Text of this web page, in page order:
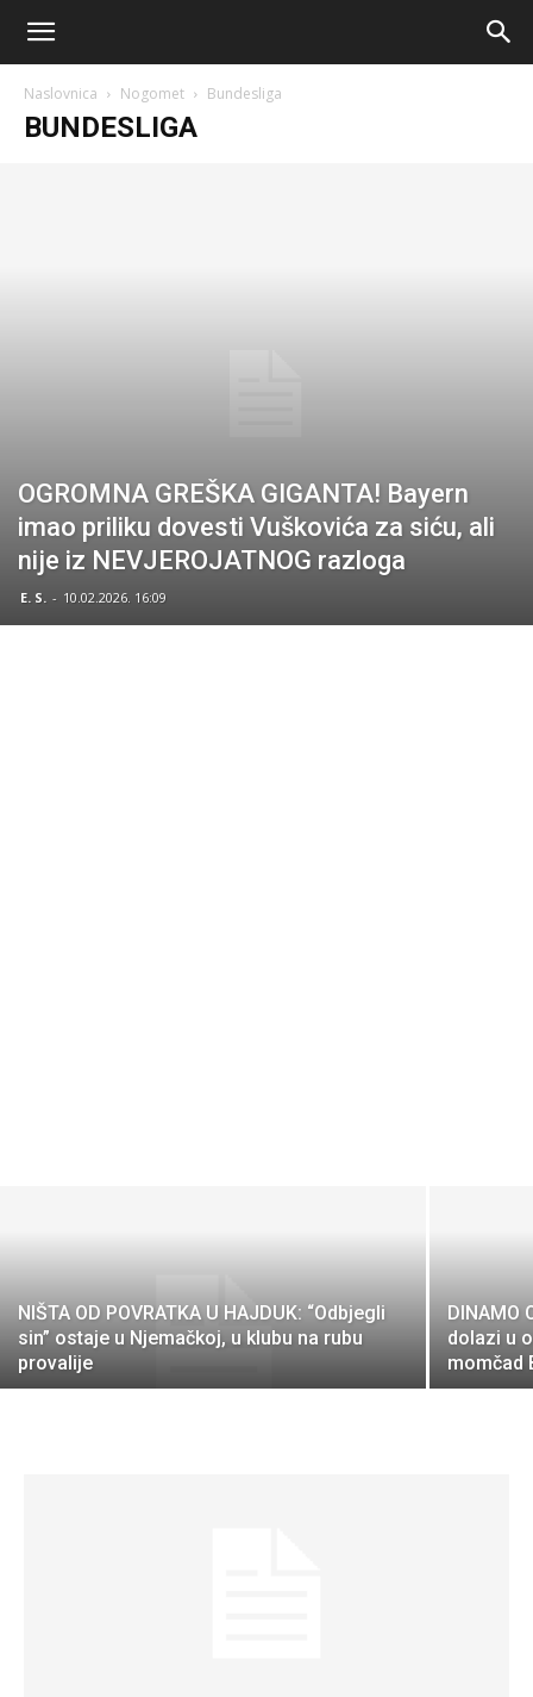
Sport
Naslovnica Nogomet Bundesliga
BUNDESLIGA
OGROMNA GREŠKA GIGANTA! Bayern
imao priliku dovesti Vuškovića za siću, ali
nije iz NEVJEROJATNOG razloga
E. S. - 10.02.2026. 16:09
NIŠTA OD POVRATKA U HAJDUK: “Odbjegli
sin” ostaje u Njemačkoj, u klubu na rubu
provalije
DINAMO
dolazi u
momčad